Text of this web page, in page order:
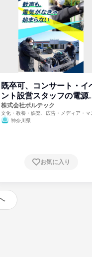
既卒可、コンサート・イ
ント設営スタッフの電源
門
株式会社ボルテック
文化・教養・娯楽、広告・メディア・マ
ミ、電力・ガス・水道・エネルギー
神奈川県
お気に入り